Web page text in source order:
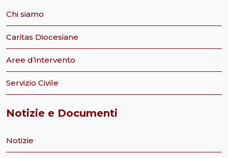
Chi siamo
Caritas Diocesiane
Aree d’intervento
Servizio Civile
Notizie e Documenti
Notizie